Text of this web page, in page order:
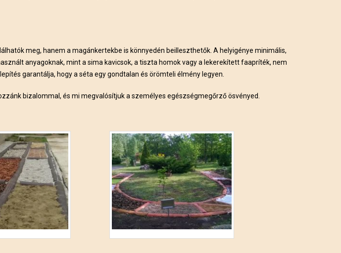
meg, hanem a magánkertekbe is könnyedén beilleszthetők. A helyigénye minimális,
anyagoknak, mint a sima kavicsok, a tiszta homok vagy a lekerekített faapríték, nem
garantálja, hogy a séta egy gondtalan és örömteli élmény legyen.
bizalommal, és mi megvalósítjuk a személyes egészségmegőrző ösvényed.